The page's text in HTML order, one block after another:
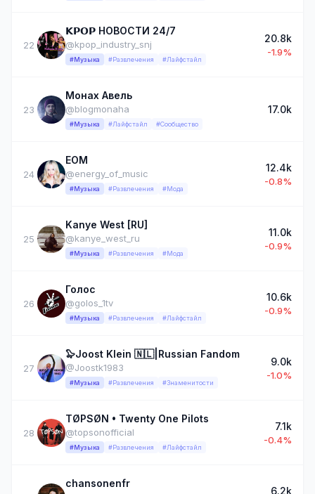
22
𝗞𝗣𝗢𝗣 НОВОСТИ 24/7
@kpop_industry_snj
#Музыка #Развлечения #Лайфстайл
20.8k
-1.9%
23
Монах Авель
@blogmonaha
#Музыка #Лайфстайл #Сообщество
17.0k
24
EOM
@energy_of_music
#Музыка #Развлечения #Мода
12.4k
-0.8%
25
Kanye West [RU]
@kanye_west_ru
#Музыка #Развлечения #Мода
11.0k
-0.9%
26
Голос
@golos_1tv
#Музыка #Развлечения #Лайфстайл
10.6k
-0.9%
27
🦭Joost Klein 🇳🇱|Russian Fandom
@Joostk1983
#Музыка #Развлечения #Знаменитости
9.0k
-1.0%
28
TØPSØN • Twenty One Pilots
@topsonofficial
#Музыка #Развлечения #Лайфстайл
7.1k
-0.4%
chansonenfr
6.2k